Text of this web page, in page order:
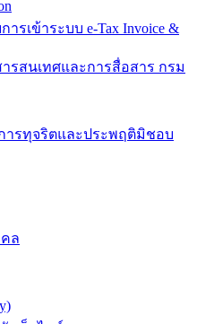
รเข้าระบบ e-Tax Invoice &
รสนเทศและการสื่อสาร กรม
ารทุจริตและประพฤติมิชอบ
ล